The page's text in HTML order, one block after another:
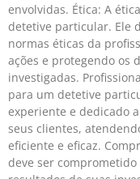
envolvidas. Ética: A
detetive particular. Ele
normas éticas da
ações e protegendo os
investigadas.
para um detetive
experiente e dedicado
seus clientes,
eficiente e eficaz.
deve ser